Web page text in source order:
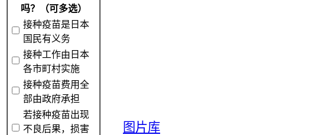
吗？（可多选）
接种疫苗是日本
国民有义务
接种工作由日本
各市町村实施
接种疫苗费用全
部由政府承担
若接种疫苗出现
不良后果，损害
图片库